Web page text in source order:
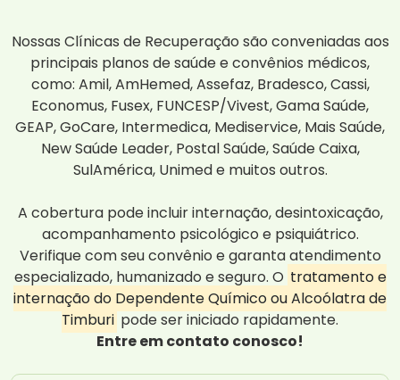
Nossas Clínicas de Recuperação são conveniadas aos
principais planos de saúde e convênios médicos,
como: Amil, AmHemed, Assefaz, Bradesco, Cassi,
Economus, Fusex, FUNCESP/Vivest, Gama Saúde,
GEAP, GoCare, Intermedica, Mediservice, Mais Saúde,
New Saúde Leader, Postal Saúde, Saúde Caixa,
SulAmérica, Unimed e muitos outros.
A cobertura pode incluir internação, desintoxicação,
acompanhamento psicológico e psiquiátrico.
Verifique com seu convênio e garanta atendimento
especializado, humanizado e seguro. O tratamento e
internação do Dependente Químico ou Alcoólatra de
Timburi pode ser iniciado rapidamente.
Entre em contato conosco!